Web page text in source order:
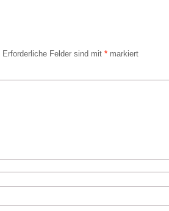
Erforderliche Felder sind mit * markiert